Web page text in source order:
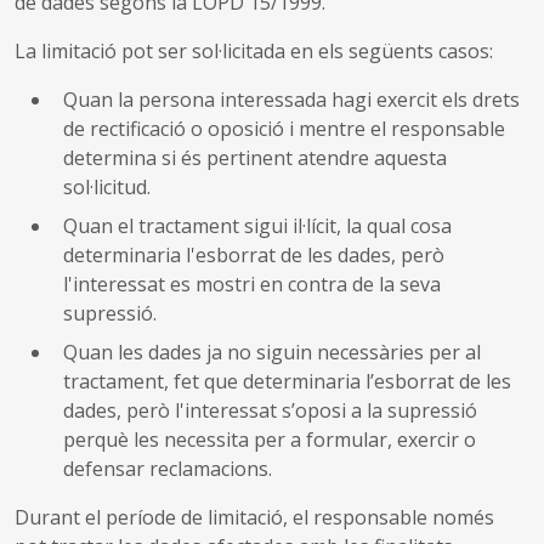
La limitació pot ser sol·licitada en els següents casos:
Quan la persona interessada hagi exercit els drets
de rectificació o oposició i mentre el responsable
determina si és pertinent atendre aquesta
sol·licitud.
Quan el tractament sigui il·lícit, la qual cosa
determinaria l'esborrat de les dades, però
l'interessat es mostri en contra de la seva
supressió.
Quan les dades ja no siguin necessàries per al
tractament, fet que determinaria l’esborrat de les
dades, però l'interessat s’oposi a la supressió
perquè les necessita per a formular, exercir o
defensar reclamacions.
Durant el període de limitació, el responsable només